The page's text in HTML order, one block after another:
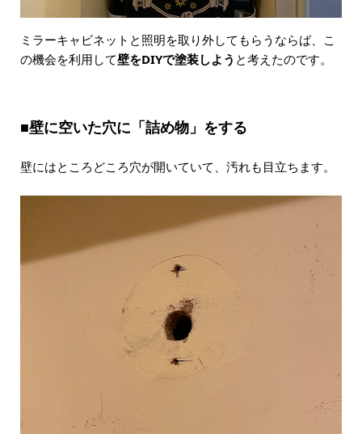
ミラーキャビネットと照明を取り外してもらうならば、こ
の機会を利用して壁をDIYで塗装しよう と考えたのです。
■壁に空いた穴に「詰め物」をする
壁にはところどころ穴が開いていて、汚れも目立ちます。